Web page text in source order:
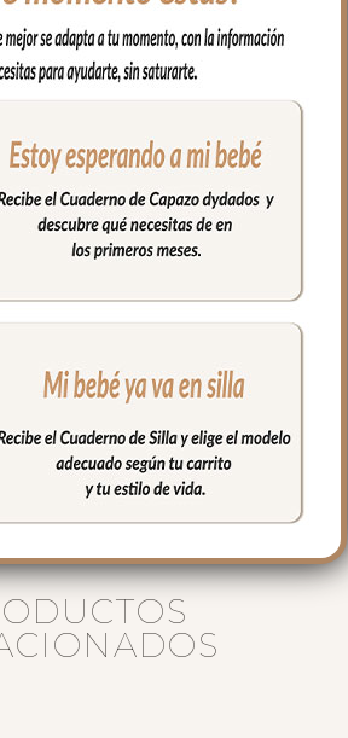
es una micro fibra
confort del bebé y
lleva cintas y
bien.
una trasera elástica
en la parte de
y en el culete aptos
o en lavadora,
no abrasivos y